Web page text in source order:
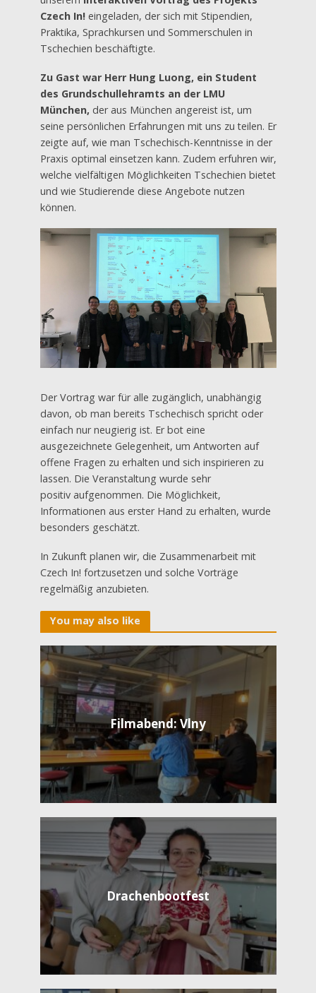
Czech In! eingeladen, der sich mit Stipendien,
Praktika, Sprachkursen und Sommerschulen in
Tschechien beschäftigte.
Zu Gast war Herr Hung Luong, ein Student
des Grundschullehramts an der LMU
München, der aus München angereist ist, um
seine persönlichen Erfahrungen mit uns zu teilen. Er
zeigte auf, wie man Tschechisch-Kenntnisse in der
Praxis optimal einsetzen kann. Zudem erfuhren wir,
welche vielfältigen Möglichkeiten Tschechien bietet
und wie Studierende diese Angebote nutzen
können.
Der Vortrag war für alle zugänglich, unabhängig
davon, ob man bereits Tschechisch spricht oder
einfach nur neugierig ist. Er bot eine
ausgezeichnete Gelegenheit, um Antworten auf
offene Fragen zu erhalten und sich inspirieren zu
lassen. Die Veranstaltung wurde sehr
positiv aufgenommen. Die Möglichkeit,
Informationen aus erster Hand zu erhalten, wurde
besonders geschätzt.
In Zukunft planen wir, die Zusammenarbeit mit
Czech In! fortzusetzen und solche Vorträge
regelmäßig anzubieten.
You may also like
Filmabend: Vlny
Drachenbootfest